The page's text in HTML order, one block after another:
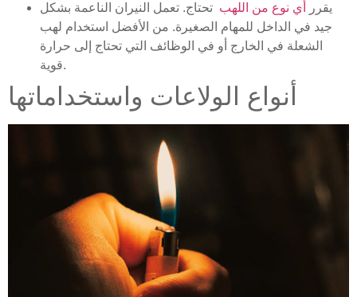
يقرر
أي نوع من اللهب تحتاج. تعمل النيران الناعمة بشكل
جيد في الداخل للمهام الصغيرة. من الأفضل استخدام لهب
الشعلة في الخارج أو في الوظائف التي تحتاج إلى حرارة
قوية.
أنواع الولاعات واستخداماتها